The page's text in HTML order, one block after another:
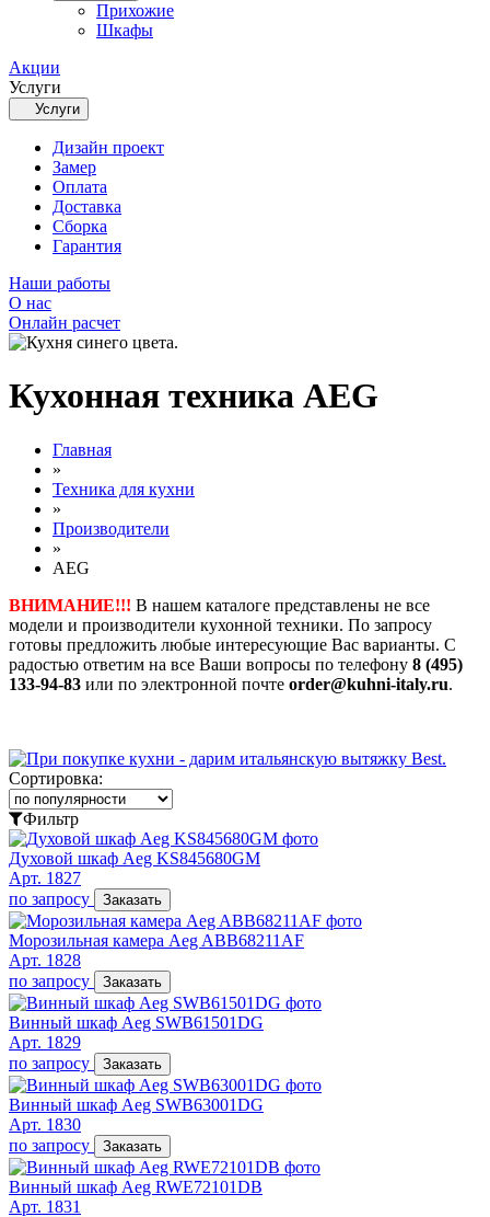
Прихожие
Шкафы
Акции
Услуги
Услуги
Дизайн проект
Замер
Оплата
Доставка
Сборка
Гарантия
Наши работы
О нас
Онлайн расчет
Кухонная техника AEG
Главная
»
Техника для кухни
»
Производители
»
AEG
ВНИМАНИЕ!!! В нашем каталоге представлены не все
модели и производители кухонной техники. По запросу
готовы предложить любые интересующие Вас варианты. С
радостью ответим на все Ваши вопросы по телефону 8 (495)
133-94-83 или по электронной почте order@kuhni-italy.ru.
Сортировка:
Фильтр
Духовой шкаф Aeg KS845680GM
Арт. 1827
по запросу
Заказать
Морозильная камера Aeg ABB68211AF
Арт. 1828
по запросу
Заказать
Винный шкаф Aeg SWB61501DG
Арт. 1829
по запросу
Заказать
Винный шкаф Aeg SWB63001DG
Арт. 1830
по запросу
Заказать
Винный шкаф Aeg RWE72101DB
Арт. 1831